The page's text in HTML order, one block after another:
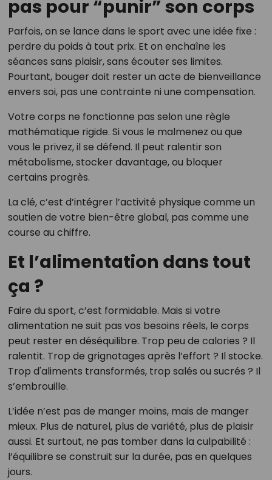
pas pour “punir” son corps
Parfois, on se lance dans le sport avec une idée fixe :
perdre du poids à tout prix. Et on enchaîne les
séances sans plaisir, sans écouter ses limites.
Pourtant, bouger doit rester un acte de bienveillance
envers soi, pas une contrainte ni une compensation.
Votre corps ne fonctionne pas selon une règle
mathématique rigide. Si vous le malmenez ou que
vous le privez, il se défend. Il peut ralentir son
métabolisme, stocker davantage, ou bloquer
certains progrès.
La clé, c’est d’intégrer l’activité physique comme un
soutien de votre bien-être global, pas comme une
course au chiffre.
Et l’alimentation dans tout
ça ?
Faire du sport, c’est formidable. Mais si votre
alimentation ne suit pas vos besoins réels, le corps
peut rester en déséquilibre. Trop peu de calories ? Il
ralentit. Trop de grignotages après l’effort ? Il stocke.
Trop d'aliments transformés, trop salés ou sucrés ? Il
s’embrouille.
L’idée n’est pas de manger moins, mais de manger
mieux. Plus de naturel, plus de variété, plus de plaisir
aussi. Et surtout, ne pas tomber dans la culpabilité :
l’équilibre se construit sur la durée, pas en quelques
jours.